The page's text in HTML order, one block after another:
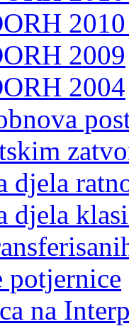
2009
2004
djela
djela
potjernice
na